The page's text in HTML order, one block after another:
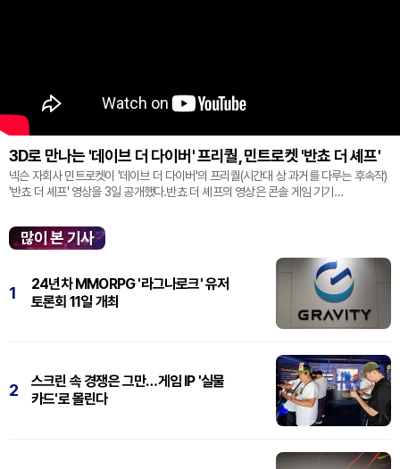
3D로 만나는 '데이브 더 다이버' 프리퀄, 민트로켓 '반쵸 더 셰프'
넥슨 자회사 민트로켓이 '데이브 더 다이버'의 프리퀄(시간대 상 과거를 다루는 후속작)
'반쵸 더 셰프' 영상을 3일 공개했다.반쵸 더 셰프의 영상은 콘솔 게임 기기
많이 본 기사
1
24년차 MMORPG '라그나로크' 유저
토론회 11일 개최
2
스크린 속 경쟁은 그만…게임 IP '실물
카드'로 몰린다